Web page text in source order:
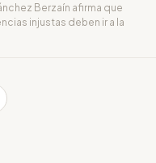
Berzaín afirma que
injustas deben ir a la
Chevron Ecuador